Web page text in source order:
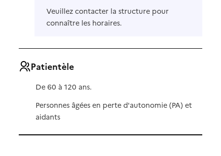
Veuillez contacter la structure pour
connaître les horaires.
Patientèle
De 60 à 120 ans.
Personnes âgées en perte d'autonomie (PA) et
aidants